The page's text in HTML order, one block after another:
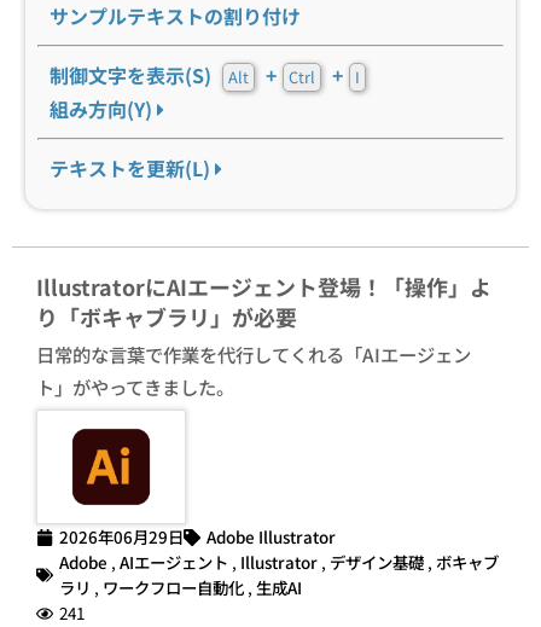
サンプルテキストの割り付け
制御文字を表示(S) Alt + Ctrl + I
組み方向(Y)
テキストを更新(L)
IllustratorにAIエージェント登場！「操作」よ
り「ボキャブラリ」が必要
日常的な言葉で作業を代行してくれる「AIエージェン
ト」がやってきました。
2026年06月29日
Adobe Illustrator
Adobe , AIエージェント , Illustrator , デザイン基礎 , ボキャブ
ラリ , ワークフロー自動化 , 生成AI
241